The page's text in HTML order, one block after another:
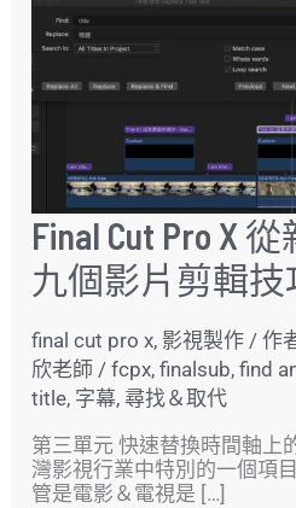
Final Cut Pro X
九個影片剪輯技
final cut pro x, 影視製作 / 作
欣老師/fcpx,finalsub,find
title, 字幕,尋找＆取代
第三單元 快速替換時間軸上
灣影視行業中特別的一個項
管是電影＆電視是 […]